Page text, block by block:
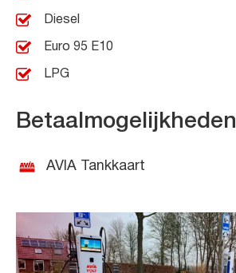
Diesel
Euro 95 E10
LPG
Betaalmogelijkheden
AVIA Tankkaart